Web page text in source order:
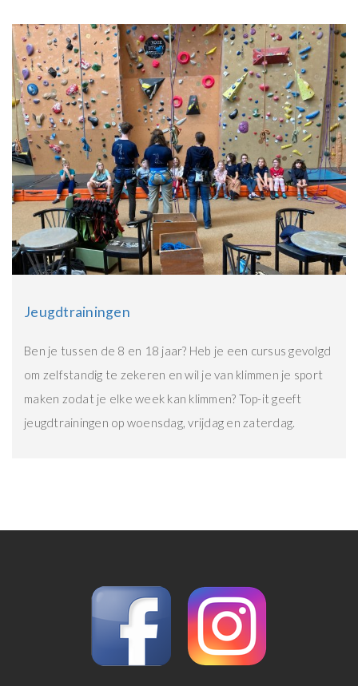
Jeugdtrainingen
Ben je tussen de 8 en 18 jaar? Heb je een cursus gevolgd
om zelfstandig te zekeren en wil je van klimmen je sport
maken zodat je elke week kan klimmen? Top-it geeft
jeugdtrainingen op woensdag, vrijdag en zaterdag.